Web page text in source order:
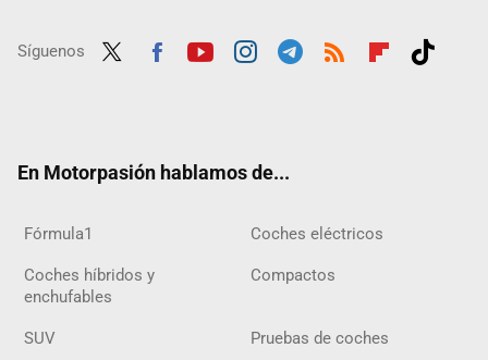
Síguenos
En Motorpasión hablamos de...
Fórmula1 Coches eléctricos
Coches híbridos y
enchufables
Compactos
SUV Pruebas de coches